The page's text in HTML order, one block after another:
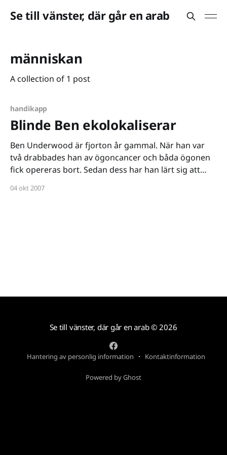
Se till vänster, där går en arab
människan
A collection of 1 post
handikapp
Blinde Ben ekolokaliserar
Ben Underwood är fjorton år gammal. När han var
två drabbades han av ögoncancer och båda ögonen
fick opereras bort. Sedan dess har han lärt sig att
som delfiner och fladdermöss. Jag förstår inte riktigt
04 okt 2007
Se till vänster, där går en arab© 2026
Hantering av personlig information Kontaktinformation
Powered by Ghost